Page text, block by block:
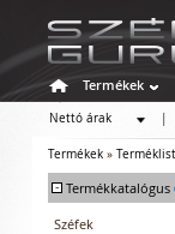
Termékek
Nettó árak
Termékek »
- Termékkatalógus
Széfek